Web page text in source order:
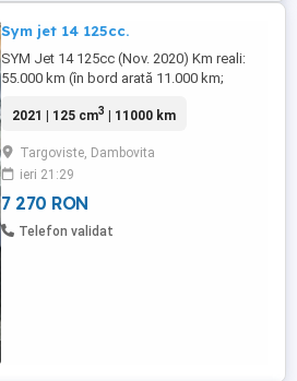
Sym jet 14 125cc.
SYM Jet 14 125cc (Nov. 2020) Km reali:
55.000 km (în bord arată 11.000 km;
schimbarea bateriei). Primii 2 ani și
tehnică: Motorul funcționează perfect
(consumul de ulei aproximativ 25ml
100km nu mai mult!, normal pentru ...
2021 | 125 cm3 | 11000 km
Targoviste, Dambovita
ieri 21:29
7 270 RON
Telefon validat